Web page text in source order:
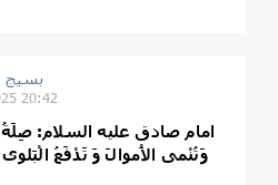
بسیج
20:42
امام صادق عليه السلام: صِلَةُ
وَتُنْمى الاَْموالَ وَ تَدْفَعُ